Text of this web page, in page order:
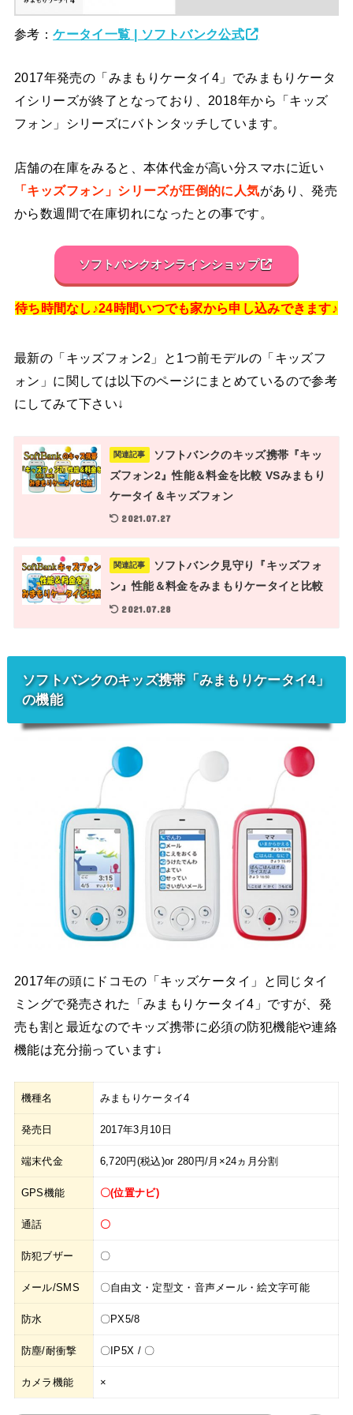
参考：ケータイ一覧 | ソフトバンク公式
2017年発売の「みまもりケータイ4」でみまもりケータ
イシリーズが終了となっており、2018年から「キッズ
フォン」シリーズにバトンタッチしています。
店舗の在庫をみると、本体代金が高い分スマホに近い
「キッズフォン」シリーズが圧倒的に人気があり、発売
から数週間で在庫切れになったとの事です。
ソフトバンクオンラインショップ
待ち時間なし♪24時間いつでも家から申し込みできます♪
最新の「キッズフォン2」と1つ前モデルの「キッズフ
ォン」に関しては以下のページにまとめているので参考
にしてみて下さい↓
関連記事
ソフトバンクのキッズ携帯『キッ
ズフォン2』性能＆料金を比較 VSみまもり
ケータイ＆キッズフォン
2021.07.27
関連記事
ソフトバンク見守り『キッズフォ
ン』性能＆料金をみまもりケータイと比較
2021.07.28
ソフトバンクのキッズ携帯「みまもりケータイ4」
の機能
2017年の頭にドコモの「キッズケータイ」と同じタイ
ミングで発売された「みまもりケータイ4」ですが、発
売も割と最近なのでキッズ携帯に必須の防犯機能や連絡
機能は充分揃っています↓
機種名 みまもりケータイ4
発売日 2017年3月10日
端末代金 6,720円(税込)or 280円/月×24ヵ月分割
GPS機能 〇(位置ナビ)
通話 〇
防犯ブザー 〇
メール/SMS 〇自由文・定型文・音声メール・絵文字可能
防水 〇PX5/8
防塵/耐衝撃 〇IP5X / 〇
カメラ機能 ×